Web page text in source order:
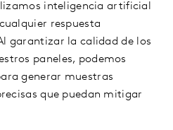
inteligencia artificial
respuesta
garantizar la calidad de los
paneles, podemos
generar muestras
que puedan mitigar